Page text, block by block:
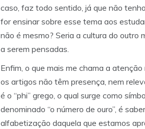
caso, faz todo sentido, já que não
for ensinar sobre esse tema aos
não é mesmo? Seria a cultura do outro
a serem pensadas.
Enfim, o que mais me chama a
os artigos não têm presença, nem
é o “phi” grego, o qual surge como
denominado “o número de ouro”, é
alfabetização daquela que estamos